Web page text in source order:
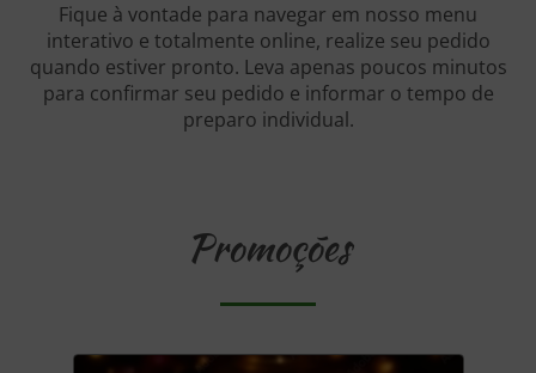
Fique à vontade para navegar em nosso menu
interativo e totalmente online, realize seu pedido
quando estiver pronto. Leva apenas poucos minutos
para confirmar seu pedido e informar o tempo de
preparo individual.
Promoções